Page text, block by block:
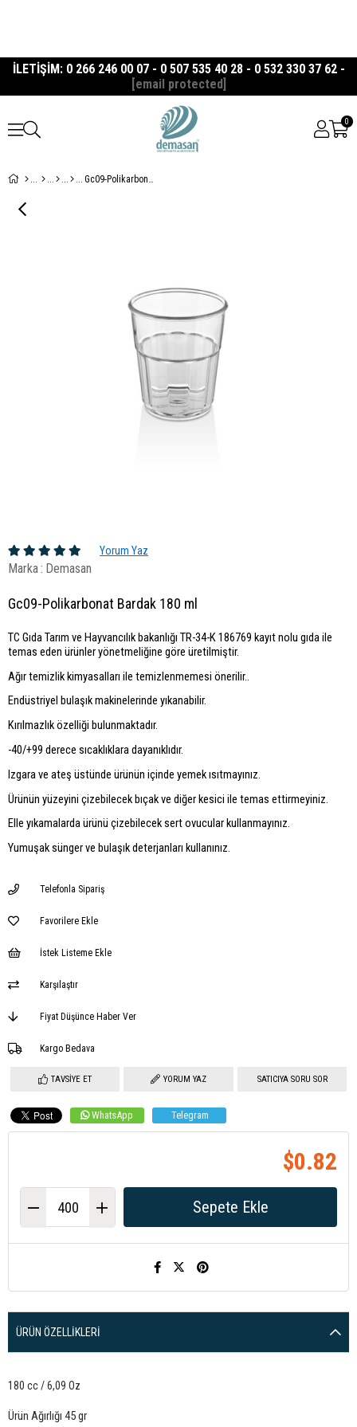
İLETİŞİM: 0 266 246 00 07 - 0 507 535 40 28 - 0 532 330 37 62 -
[email protected]
0
Gc09-Polikarbonat Bardak 180 ml
Yorum Yaz
Marka: Demasan
Gc09-Polikarbonat Bardak 180 ml
TC Gıda Tarım ve Hayvancılık bakanlığı TR-34-K 186769 kayıt nolu gıda ile
temas eden ürünler yönetmeliğine göre üretilmiştir.
Ağır temizlik kimyasalları ile temizlenmemesi önerilir..
Endüstriyel bulaşık makinelerinde yıkanabilir.
Kırılmazlık özelliği bulunmaktadır.
-40/+99 derece sıcaklıklara dayanıklıdır.
Izgara ve ateş üstünde ürünün içinde yemek ısıtmayınız.
Ürünün yüzeyini çizebilecek bıçak ve diğer kesici ile temas ettirmeyiniz.
Elle yıkamalarda ürünü çizebilecek sert ovucular kullanmayınız.
Yumuşak sünger ve bulaşık deterjanları kullanınız.
Telefonla Sipariş
Favorilere Ekle
İstek Listeme Ekle
Karşılaştır
Fiyat Düşünce Haber Ver
Kargo Bedava
TAVSIYE ET YORUM YAZ SATICIYA SORU SOR
WhatsApp Telegram
$0.82
ÜRÜN ÖZELLIKLERI
180 cc / 6,09 Oz
Ürün Ağırlığı 45 gr